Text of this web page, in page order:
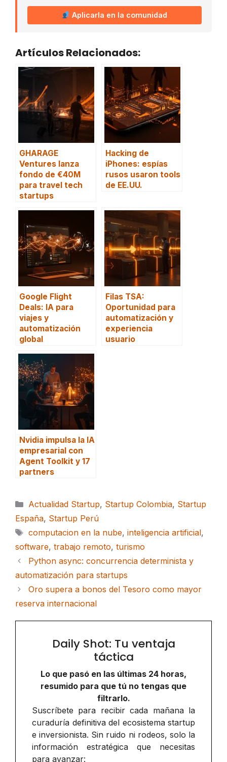
Aplicarla en la comunidad
Artículos Relacionados:
GHARAGE
Ventures lanza
fondo de €40M
para travel tech
startups
Hacking de
iPhones: espías
rusos usaron tools
de EE.UU.
Google Flight
Deals: IA para
viajes y
automatización
global
Filas TSA:
Oportunidad para
automatización y
experiencia
usuario
Nvidia impulsa la IA
empresarial con
Agent Toolkit y 17
partners
Categorías
Actualidad Startup, Startup Colombia, Startup
España, Startup Perú
Etiquetas
computacion en la nube, inteligencia artificial,
software, trabajo remoto, turismo
Python async: concurrencia determinista y
automatización para startups
Oro supera a bonos del Tesoro como mayor
reserva internacional
Daily Shot: Tu ventaja
táctica
Lo que pasó en las últimas 24 horas,
resumido para que tú no tengas que
filtrarlo.
Suscríbete para recibir cada mañana la
curaduría definitiva del ecosistema startup
e inversionista. Sin ruido ni rodeos, solo la
información estratégica que necesitas
para avanzar: